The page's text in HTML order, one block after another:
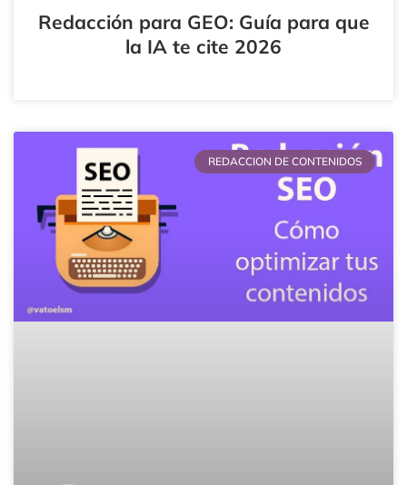
Redacción para GEO: Guía para que
la IA te cite 2026
REDACCION DE CONTENIDOS